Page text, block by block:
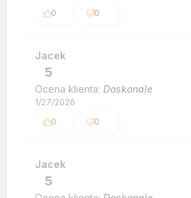
0
0
Jacek
5
Ocena klienta: Doskonale
1/27/2026
0
0
Jacek
5